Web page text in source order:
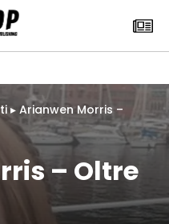
▸ Arianwen Morris –
– Oltre